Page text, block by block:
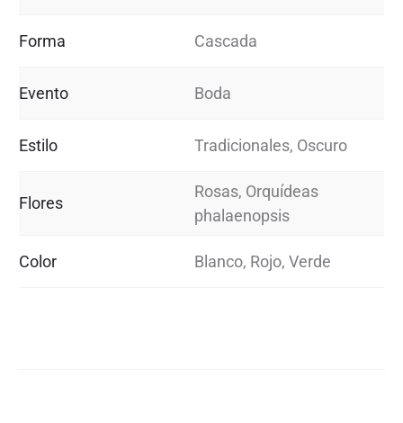
Forma Cascada
Evento Boda
Estilo Tradicionales, Oscuro
Flores
Rosas, Orquídeas
phalaenopsis
Color Blanco, Rojo, Verde